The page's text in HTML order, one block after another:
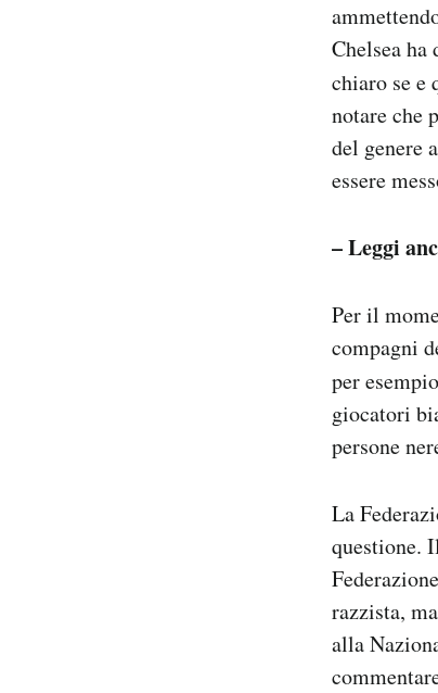
Chelsea ha
chiaro se e
notare che
del genere
essere
– Leggi
Per il
compagni
per
giocatori
persone
La
questione.
razzista,
alla